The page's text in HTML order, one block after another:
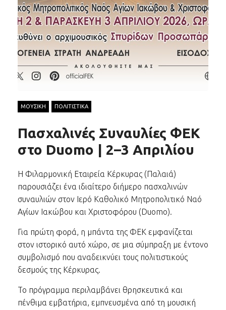
ΜΟΥΣΙΚΗ ΠΟΛΙΤΙΣΤΙΚΑ
Πασχαλινές Συναυλίες ΦΕΚ
στο Duomo | 2–3 Απριλίου
Η Φιλαρμονική Εταιρεία Κέρκυρας (Παλαιά)
παρουσιάζει ένα ιδιαίτερο διήμερο πασχαλινών
συναυλιών στον Ιερό Καθολικό Μητροπολιτικό Ναό
Αγίων Ιακώβου και Χριστοφόρου (Duomo).
Για πρώτη φορά, η μπάντα της ΦΕΚ εμφανίζεται
στον ιστορικό αυτό χώρο, σε μια σύμπραξη με έντονο
συμβολισμό που αναδεικνύει τους πολιτιστικούς
δεσμούς της Κέρκυρας.
Το πρόγραμμα περιλαμβάνει θρησκευτικά και
πένθιμα εμβατήρια, εμπνευσμένα από τη μουσική